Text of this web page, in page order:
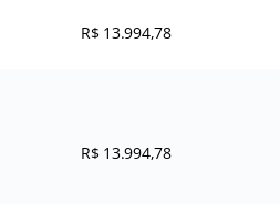
R$ 13.994,78
R$ 13.994,78